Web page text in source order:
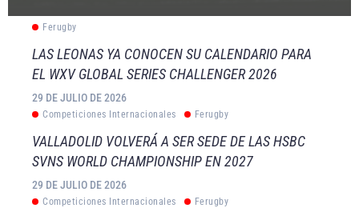
Ferugby
LAS LEONAS YA CONOCEN SU CALENDARIO PARA
EL WXV GLOBAL SERIES CHALLENGER 2026
29 DE JULIO DE 2026
Competiciones Internacionales Ferugby
VALLADOLID VOLVERÁ A SER SEDE DE LAS HSBC
SVNS WORLD CHAMPIONSHIP EN 2027
29 DE JULIO DE 2026
Competiciones Internacionales Ferugby